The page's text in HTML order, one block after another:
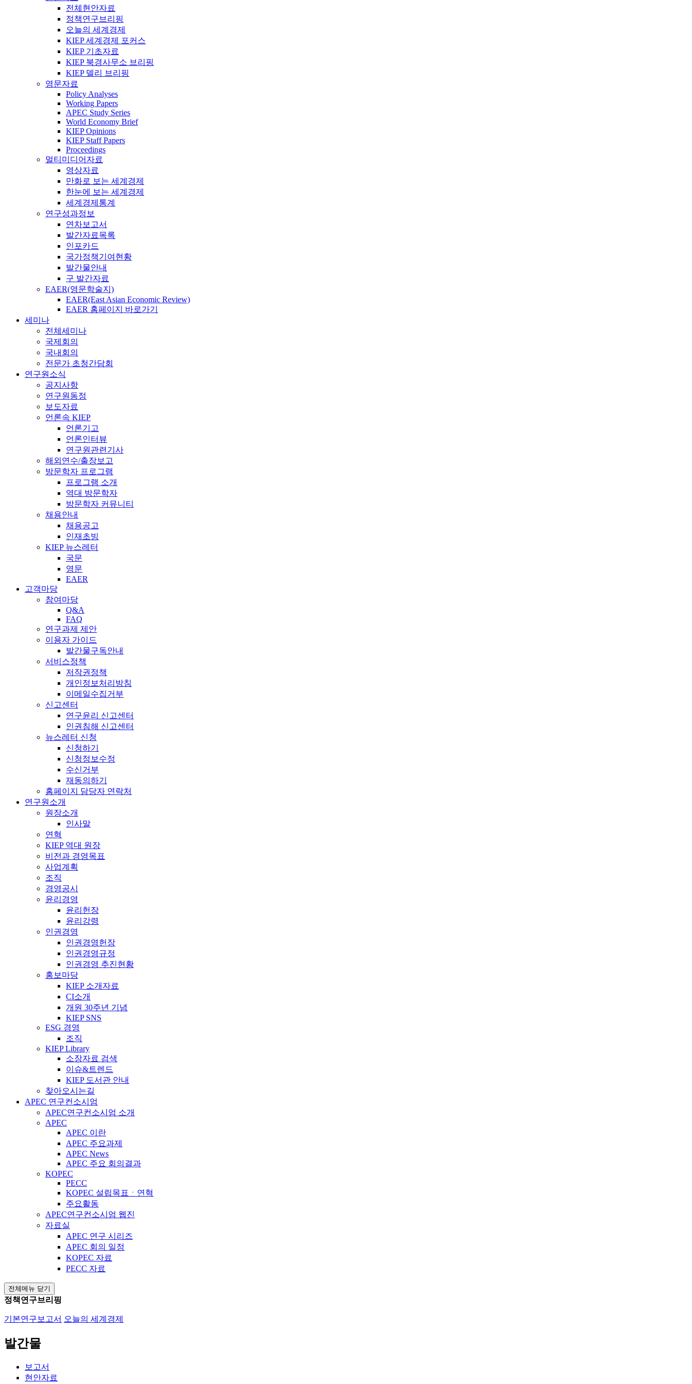
전체현안자료
정책연구브리핑
오늘의 세계경제
KIEP 세계경제 포커스
KIEP 기초자료
KIEP 북경사무소 브리핑
KIEP 델리 브리핑
영문자료
Policy Analyses
Working Papers
APEC Study Series
World Economy Brief
KIEP Opinions
KIEP Staff Papers
Proceedings
멀티미디어자료
영상자료
만화로 보는 세계경제
한눈에 보는 세계경제
세계경제통계
연구성과정보
연차보고서
발간자료목록
인포카드
국가정책기여현황
발간물안내
구 발간자료
EAER(영문학술지)
EAER(East Asian Economic Review)
EAER 홈페이지 바로가기
세미나
전체세미나
국제회의
국내회의
전문가 초청간담회
연구원소식
공지사항
연구원동정
보도자료
언론속 KIEP
언론기고
언론인터뷰
연구원관련기사
해외연수/출장보고
방문학자 프로그램
프로그램 소개
역대 방문학자
방문학자 커뮤니티
채용안내
채용공고
인재초빙
KIEP 뉴스레터
국문
영문
EAER
고객마당
참여마당
Q&A
FAQ
연구과제 제안
이용자 가이드
발간물구독안내
서비스정책
저작권정책
개인정보처리방침
이메일수집거부
신고센터
연구윤리 신고센터
인권침해 신고센터
뉴스레터 신청
신청하기
신청정보수정
수신거부
재동의하기
홈페이지 담당자 연락처
연구원소개
원장소개
인사말
연혁
KIEP 역대 원장
비전과 경영목표
사업계획
조직
경영공시
윤리경영
윤리헌장
윤리강령
인권경영
인권경영헌장
인권경영규정
인권경영 추진현황
홍보마당
KIEP 소개자료
CI소개
개원 30주년 기념
KIEP SNS
ESG 경영
조직
KIEP Library
소장자료 검색
이슈&트렌드
KIEP 도서관 안내
찾아오시는길
APEC 연구컨소시엄
APEC연구컨소시엄 소개
APEC
APEC 이란
APEC 주요과제
APEC News
APEC 주요 회의결과
KOPEC
PECC
KOPEC 설립목표ㆍ연혁
주요활동
APEC연구컨소시엄 웹진
자료실
APEC 연구 시리즈
APEC 회의 일정
KOPEC 자료
PECC 자료
전체메뉴 닫기
정책연구브리핑
기본연구보고서 오늘의 세계경제
발간물
보고서
현안자료